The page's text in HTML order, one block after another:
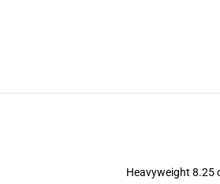
Heavyweight 8.25